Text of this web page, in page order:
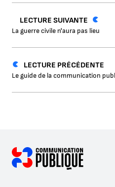
LECTURE PRÉCÉDENTE
Le guide de la communication
LECTURE SUIVANTE
La guerre civile n'aura pas lieu